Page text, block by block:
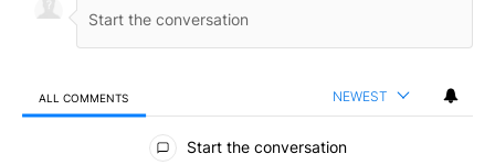
ALL COMMENTS NEWEST
All Comments
Start the conversation